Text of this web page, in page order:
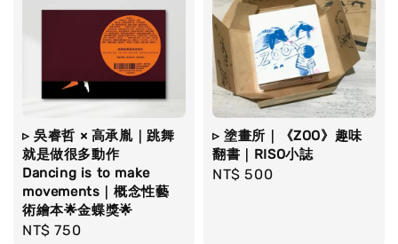
▹ 吳睿哲 × 高承胤｜跳舞
就是做很多動作
Dancing is to make
movements｜概念性藝
術繪本🌟金蝶獎🌟
Regular
NT$ 750
▹ 塗畫所｜《ZOO》趣味
翻書｜RISO小誌
Regular
NT$ 500